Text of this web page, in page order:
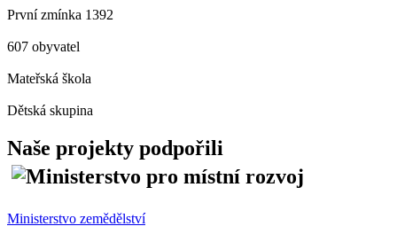
První zmínka 1392
607 obyvatel
Mateřská škola
Dětská skupina
Naše projekty podpořili
Ministerstvo zemědělství